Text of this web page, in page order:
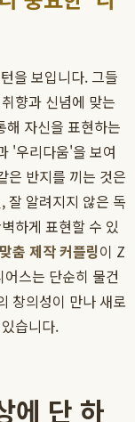
을 보입니다. 그들
향과 신념에 맞는
해 자신을 표현하는
'우리다움'을 보여
은 반지를 끼는 것은
잘 알려지지 않은 독
하게 표현할 수 있
춤 제작 커플링이 Z
스는 단순히 물건
창의성이 만나 새로
습니다.
에 단 하